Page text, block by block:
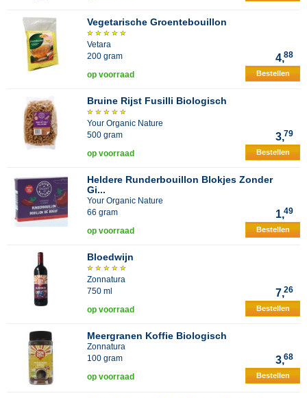
Vegetarische Groentebouillon
Vetara
200 gram
4,88
op voorraad Bestellen
Bruine Rijst Fusilli Biologisch
Your Organic Nature
500 gram
3,79
op voorraad Bestellen
Heldere Runderbouillon Blokjes Zonder
Gi...
Your Organic Nature
66 gram
1,49
op voorraad Bestellen
Bloedwijn
Zonnatura
750 ml
7,26
op voorraad Bestellen
Meergranen Koffie Biologisch
Zonnatura
100 gram
3,68
op voorraad Bestellen